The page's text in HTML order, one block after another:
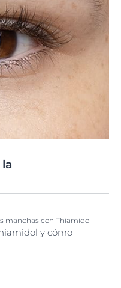
manchas con Thiamidol
y cómo